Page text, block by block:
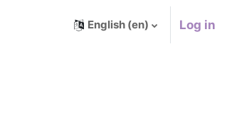
English ‎(en)‎ Log in